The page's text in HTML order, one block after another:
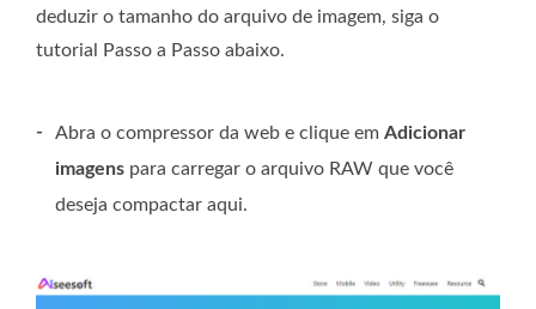
deduzir o tamanho do arquivo de imagem, siga o
tutorial Passo a Passo abaixo.
- Abra o compressor da web e clique em Adicionar
imagens para carregar o arquivo RAW que você
deseja compactar aqui.